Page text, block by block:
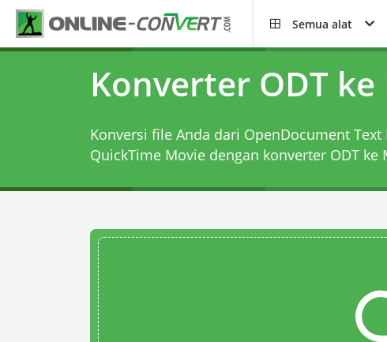
Semua alat
Konverter ODT ke
Konversi file Anda dari OpenDocument Text
QuickTime Movie dengan konverter ODT ke